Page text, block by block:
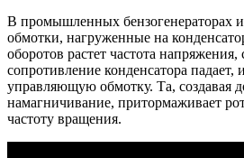
В промышленных бензогенераторах
обмотки, нагруженные на
оборотов растет частота напряжения,
сопротивление конденсатора падает,
управляющую обмотку. Та, создавая
намагничивание, притормаживает
частоту вращения.